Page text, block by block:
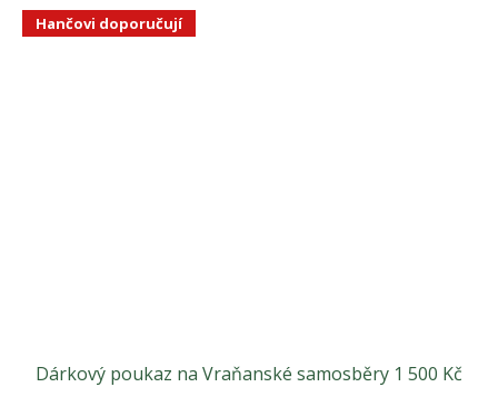
Hančovi doporučují
Dárkový poukaz na Vraňanské samosběry 1 500 Kč